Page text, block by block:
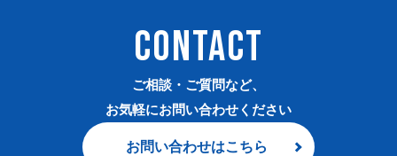
ご相談・ご質問など、
お気軽にお問い合わせください
CONTACT
お問い合わせはこちら